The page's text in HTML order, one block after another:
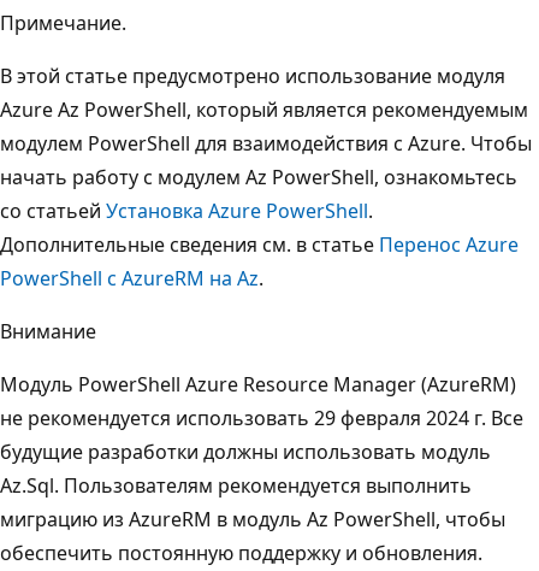
Примечание.
В этой статье предусмотрено использование модуля
Azure Az PowerShell, который является рекомендуемым
модулем PowerShell для взаимодействия с Azure. Чтобы
начать работу с модулем Az PowerShell, ознакомьтесь
со статьей Установка Azure PowerShell.
Дополнительные сведения см. в статье Перенос Azure
PowerShell с AzureRM на Az.
Внимание
Модуль PowerShell Azure Resource Manager (AzureRM)
не рекомендуется использовать 29 февраля 2024 г. Все
будущие разработки должны использовать модуль
Az.Sql. Пользователям рекомендуется выполнить
миграцию из AzureRM в модуль Az PowerShell, чтобы
обеспечить постоянную поддержку и обновления.